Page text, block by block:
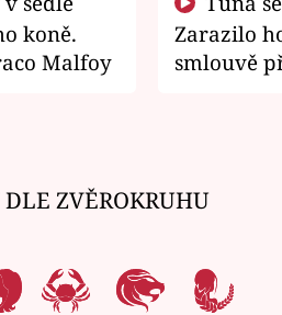
koně.
Malfoy
Zarazilo
smlouvě
DLE ZVĚROKRUHU